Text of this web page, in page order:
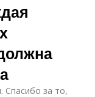
Cпасибо за то,